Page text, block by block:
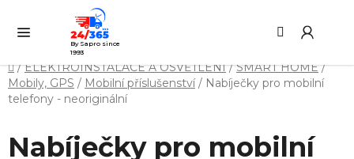
obsah
By Sapro since
1993
Domů
/ ELEKTROINSTALACE A OSVĚTLENÍ / SMART HOME /
Mobily, GPS / Mobilní příslušenství / Nabíječky pro mobilní
telefony - neoriginální
Nabíječky pro mobilní